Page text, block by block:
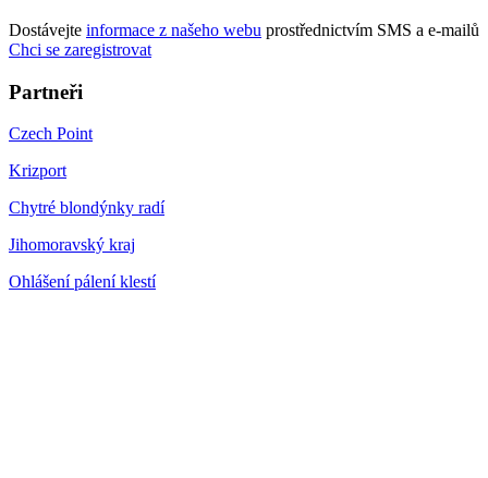
Dostávejte informace z našeho webu prostřednictvím SMS a e-mailů
Chci se zaregistrovat
Partneři
Czech Point
Krizport
Chytré blondýnky radí
Jihomoravský kraj
Ohlášení pálení klestí